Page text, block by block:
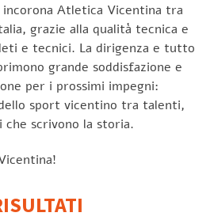
incorona Atletica Vicentina tra
grazie alla qualità tecnica e
e tecnici. La dirigenza e tutto
grande soddisfazione e
per i prossimi impegni:
sport vicentino tra talenti,
scrivono la storia.